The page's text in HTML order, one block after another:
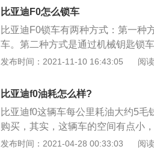
的主要作用是减少弹簧的振动，进
震器共同组成，弹簧承受车重以及
了问题，我们在开车的时候是可以
度变大，这就是减震器坏了的正常
保养的，但是坏了是需要更换的。
比亚迪F0怎么锁车
比亚迪F0锁车有两种方式：第一种
车。第二种方式是通过机械钥匙锁
然后旋转就可以。比亚迪F0车辆定
两毫米，车辆后轮距是141两毫米
一款5毛5座的两相车型，车辆行李
辆整车质保是4年或者是10万公里。
发布时间：2021-11-10 16:43:05 阅
比亚迪f0油耗怎么样?
比亚迪f0这辆车每公里耗油大约5
购买，其实，这辆车的空间有点小
如下：1、1.05挡AMT1.0L68马力
发布时间：2021-04-28 00:33:03 阅